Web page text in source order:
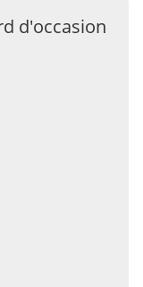
d'occasion